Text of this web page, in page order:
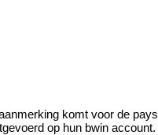
komt voor de
op hun bwin account.